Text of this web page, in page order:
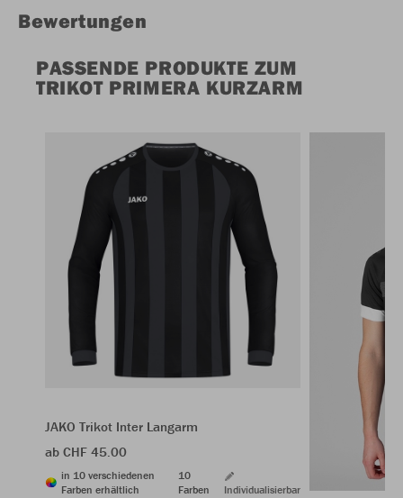
Bewertungen
PASSENDE PRODUKTE ZUM
TRIKOT PRIMERA KURZARM
JAKO Trikot Inter Langarm
ab CHF 45.00
in 10 verschiedenen
Farben erhältlich
10
Farben
Individualisierbar